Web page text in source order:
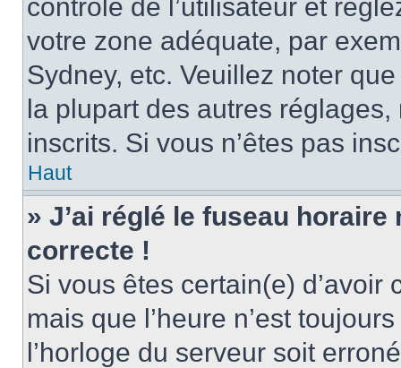
contrôle de l’utilisateur et
votre zone adéquate, par
Sydney, etc. Veuillez noter
la plupart des autres réglages,
inscrits. Si vous n’êtes pas
Haut
» J’ai réglé le fuseau horaire
correcte !
Si vous êtes certain(e)
mais que l’heure n’est
l’horloge du serveur soit